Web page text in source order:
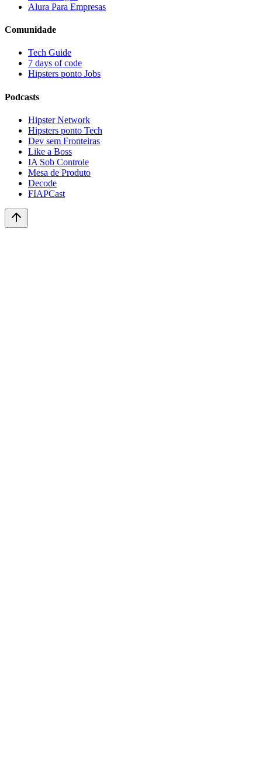
Alura Para Empresas
Comunidade
Tech Guide
7 days of code
Hipsters ponto Jobs
Podcasts
Hipster Network
Hipsters ponto Tech
Dev sem Fronteiras
Like a Boss
IA Sob Controle
Mesa de Produto
Decode
FIAPCast